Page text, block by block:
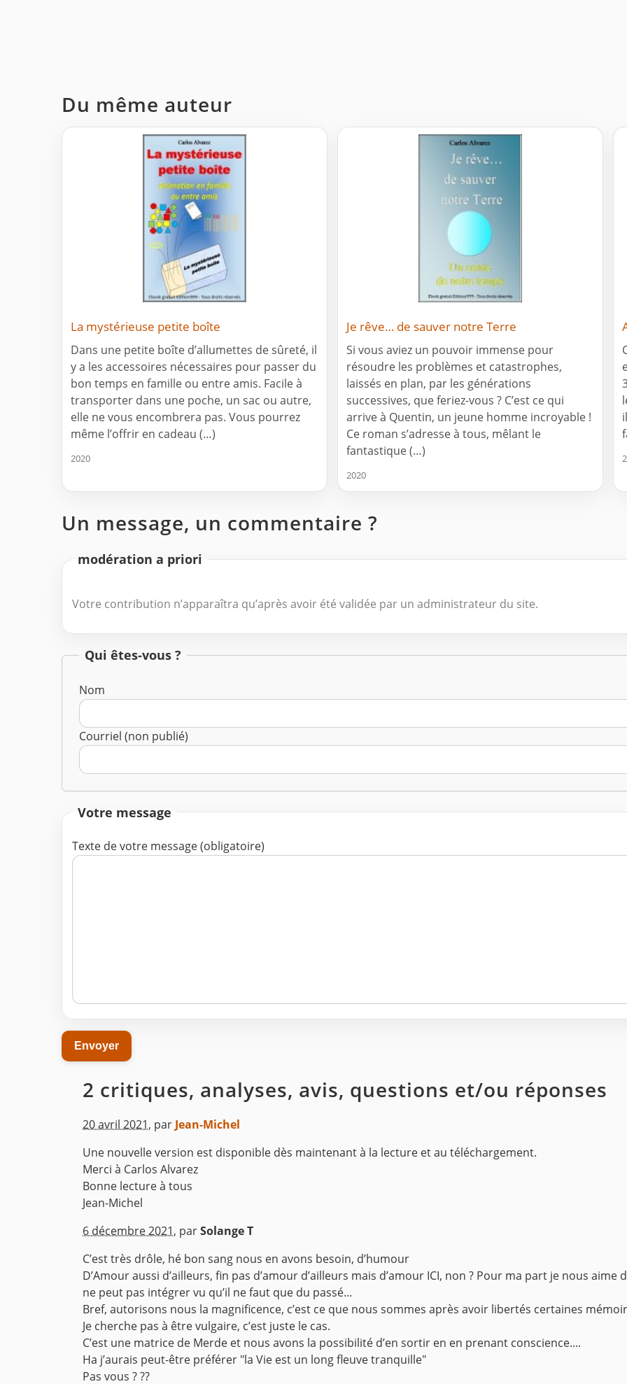
Du même auteur
La mystérieuse petite boîte
Dans une petite boîte d’allumettes de sûreté, il
y a les accessoires nécessaires pour passer du
bon temps en famille ou entre amis. Facile à
transporter dans une poche, un sac ou autre,
elle ne vous encombrera pas. Vous pourrez
même l’offrir en cadeau (…)
2020
Je rêve… de sauver notre Terre
Si vous aviez un pouvoir immense pour
résoudre les problèmes et catastrophes,
laissés en plan, par les générations
successives, que feriez-vous ? C’est ce qui
arrive à Quentin, un jeune homme incroyable !
Ce roman s’adresse à tous, mêlant le
fantastique (…)
2020
Un message, un commentaire ?
modération a priori
Votre contribution n’apparaîtra qu’après avoir été validée par un administrateur du site.
Qui êtes-vous ?
Nom
Courriel (non publié)
Votre message
Texte de votre message (obligatoire)
2 critiques, analyses, avis, questions et/ou réponses
20 avril 2021, par Jean-Michel
Une nouvelle version est disponible dès maintenant à la lecture et au téléchargement.
Merci à Carlos Alvarez
Bonne lecture à tous
Jean-Michel
^
6 décembre 2021, parSolange T
C’est très drôle, hé bon sang nous en avons besoin, d’humour
D’Amour aussi d’ailleurs, fin pas d’amour d’ailleurs mais d’amour ICI, non ? Pour ma part je nous
ne peut pas intégrer vu qu’il ne faut que du passé...
Bref, autorisons nous la magnificence, c’est ce que nous sommes après avoir libertés certaines
Je cherche pas à être vulgaire, c’est juste le cas.
C’est une matrice de Merde et nous avons la possibilité d’en sortir en en prenant conscience....
Ha j’aurais peut-être préférer "la Vie est un long fleuve tranquille"
Pas vous ? ??